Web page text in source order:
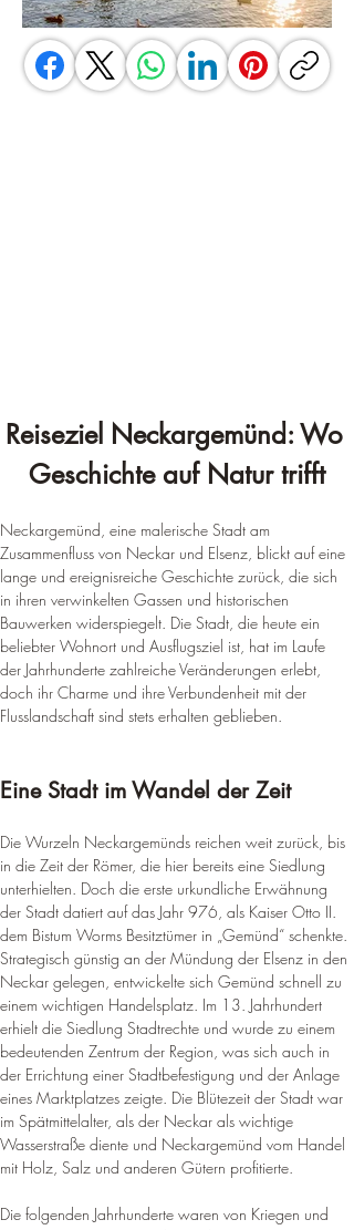
Reiseziel Neckargemünd: Wo
Geschichte auf Natur trifft
Neckargemünd, eine malerische Stadt am
Zusammenfluss von Neckar und Elsenz, blickt auf eine
lange und ereignisreiche Geschichte zurück, die sich
in ihren verwinkelten Gassen und historischen
Bauwerken widerspiegelt. Die Stadt, die heute ein
beliebter Wohnort und Ausflugsziel ist, hat im Laufe
der Jahrhunderte zahlreiche Veränderungen erlebt,
doch ihr Charme und ihre Verbundenheit mit der
Flusslandschaft sind stets erhalten geblieben.
Eine Stadt im Wandel der Zeit
Die Wurzeln Neckargemünds reichen weit zurück, bis
in die Zeit der Römer, die hier bereits eine Siedlung
unterhielten. Doch die erste urkundliche Erwähnung
der Stadt datiert auf das Jahr 976, als Kaiser Otto II.
dem Bistum Worms Besitztümer in „Gemünd“ schenkte.
Strategisch günstig an der Mündung der Elsenz in den
Neckar gelegen, entwickelte sich Gemünd schnell zu
einem wichtigen Handelsplatz. Im 13. Jahrhundert
erhielt die Siedlung Stadtrechte und wurde zu einem
bedeutenden Zentrum der Region, was sich auch in
der Errichtung einer Stadtbefestigung und der Anlage
eines Marktplatzes zeigte. Die Blütezeit der Stadt war
im Spätmittelalter, als der Neckar als wichtige
Wasserstraße diente und Neckargemünd vom Handel
mit Holz, Salz und anderen Gütern profitierte.
Die folgenden Jahrhunderte waren von Kriegen und